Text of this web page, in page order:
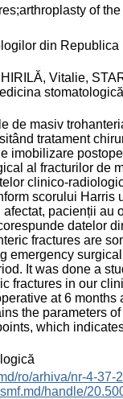
of
din
Vitalie,
de masiv
tratament
imobilizare
al fracturilor de
clinico-
scorului
pacienții au
datelor
fractures are
emergency
It was done a
fractures in our
at 6
the parameters
which
ro/arhiva/nr-4-37-
handle/